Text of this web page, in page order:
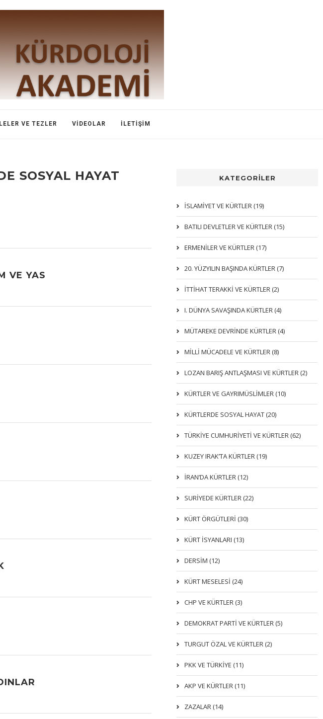
VE TEZLER VIDEOLAR İLETIŞIM
SOSYAL HAYAT
VE YAS
KATEGORİLER
İSLAMIYET VE KÜRTLER (19)
BATILI DEVLETLER VE KÜRTLER (15)
ERMENİLER VE KÜRTLER (17)
20. YÜZYILIN BAŞINDA KÜRTLER (7)
İTTIHAT TERAKKI VE KÜRTLER (2)
I. DÜNYA SAVAŞINDA KÜRTLER (4)
MÜTAREKE DEVRİNDE KÜRTLER (4)
MİLLİ MÜCADELE VE KÜRTLER (8)
LOZAN BARIŞ ANTLAŞMASI VE KÜRTLER (2)
KÜRTLER VE GAYRIMÜSLIMLER (10)
KÜRTLERDE SOSYAL HAYAT (20)
TÜRKİYE CUMHURİYETİ VE KÜRTLER (62)
KUZEY IRAK’TA KÜRTLER (19)
İRAN’DA KÜRTLER (12)
SURİYEDE KÜRTLER (22)
KÜRT ÖRGÜTLERİ (30)
KÜRT İSYANLARI (13)
DERSIM (12)
KÜRT MESELESİ (24)
CHP VE KÜRTLER (3)
DEMOKRAT PARTI VE KÜRTLER (5)
TURGUT ÖZAL VE KÜRTLER (2)
PKK VE TÜRKIYE (11)
AKP VE KÜRTLER (11)
ZAZALAR (14)